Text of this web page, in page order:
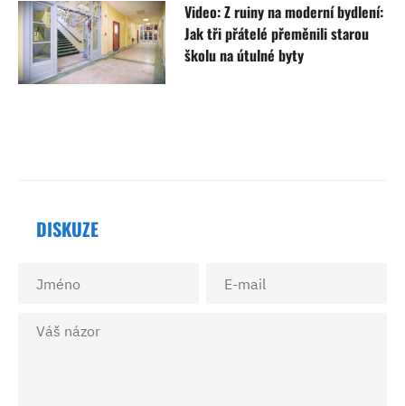
Video: Z ruiny na moderní bydlení:
Jak tři přátelé přeměnili starou
školu na útulné byty
DISKUZE